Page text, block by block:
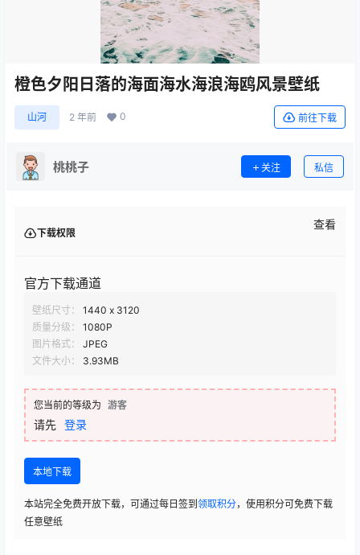
橙色夕阳日落的海面海水海浪海鸥风景壁纸
山河 2 年前 0 前往下载
桃桃子 关注 私信
下载权限
查看
官方下载通道
壁纸尺寸：
1440 x 3120
质量分级：
1080P
图片格式：
JPEG
文件大小：
3.93MB
您当前的等级为 游客
请先 登录
本地下载
本站完全免费开放下载，可通过每日签到 领取积分，使用积分可免费下载
任意壁纸